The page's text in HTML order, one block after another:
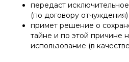
передаст
(по договору отчуждения)
примет решение о
тайне и по этой причине
использование (в